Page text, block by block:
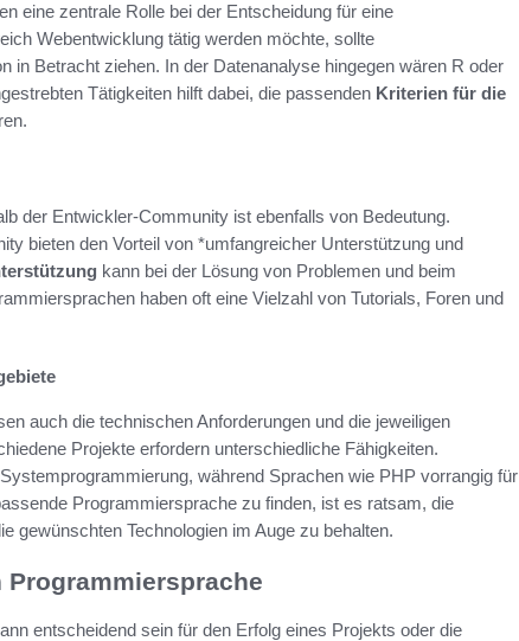
eine zentrale Rolle bei der Entscheidung für eine
Webentwicklung tätig werden möchte, sollte
in Betracht ziehen. In der Datenanalyse hingegen wären R oder
Tätigkeiten hilft dabei, die passenden Kriterien für die
der Entwickler-Community ist ebenfalls von Bedeutung.
bieten den Vorteil von *umfangreicher Unterstützung und
kann bei der Lösung von Problemen und beim
haben oft eine Vielzahl von Tutorials, Foren und
auch die technischen Anforderungen und die jeweiligen
Projekte erfordern unterschiedliche Fähigkeiten.
während Sprachen wie PHP vorrangig für
Programmiersprache zu finden, ist es ratsam, die
gewünschten Technologien im Auge zu behalten.
entscheidend sein für den Erfolg eines Projekts oder die